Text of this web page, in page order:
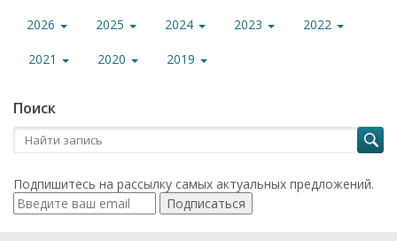
2026 2025 2024 2023 2022
2021 2020 2019
Поиск
Подпишитесь на рассылку самых актуальных предложений.
Подписаться